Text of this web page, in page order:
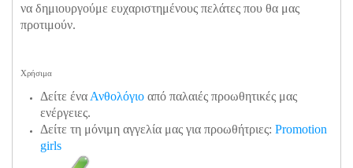
να δημιουργούμε ευχαριστημένους πελάτες που θα μας
προτιμούν.
Χρήσιμα
Δείτε ένα Ανθολόγιο από παλαιές προωθητικές μας
ενέργειες.
Δείτε τη μόνιμη αγγελία μας για προωθήτριες: Promotion
girls